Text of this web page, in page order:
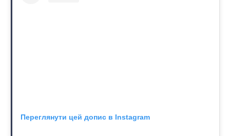
Переглянути цей допис в Instagram